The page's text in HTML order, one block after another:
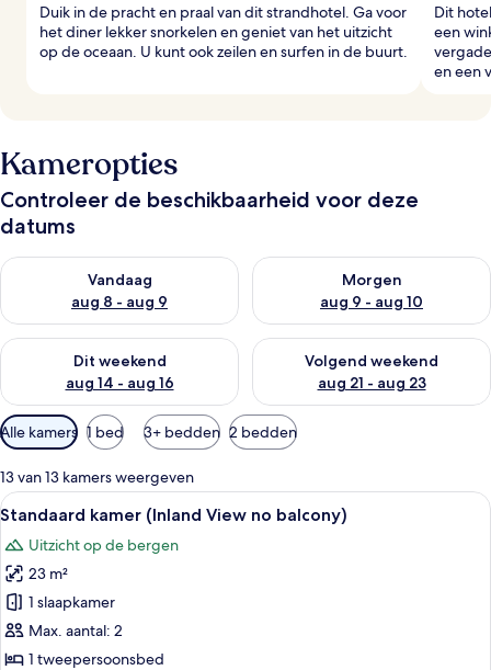
Duik in de pracht en praal van dit strandhotel. Ga voor
het diner lekker snorkelen en geniet van het uitzicht
op de oceaan. U kunt ook zeilen en surfen in de buurt.
Dit
een
en een
Kameropties
Controleer de beschikbaarheid voor deze
datums
Vandaag
aug 8 - aug 9
De beschikbaarheid controleren voor vanavond aug 8 - aug 9
Morgen
aug 9 - aug 10
De beschikbaarheid
Dit weekend
aug 14 - aug 16
De beschikbaarheid controleren voor dit weekend aug 14 -
Volgend weekend
aug 21 - aug 23
De beschikbaarheid
Beschikbare
filters
voor
kamers
Alle kamers 1 bed 3+ bedden 2 bedden
13 van 13 kamers weergeven
Alle
foto's
voor
Standaard
kamer
(Inland
View
Een hotelkamer met een bed, twee
5
Standaard kamer (Inland View no balcony)
Uitzicht op de bergen
23 m²
1 slaapkamer
Max. aantal: 2
1 tweepersoonsbed